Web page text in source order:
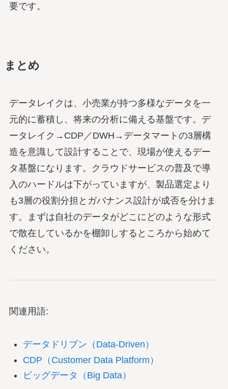
要です。
まとめ
データレイクは、小売業が持つ多様なデータを一
元的に蓄積し、将来の分析に備える基盤です。デ
ータレイク→CDP／DWH→データマートの3層構
造を意識して設計することで、現場が使えるデー
タ基盤になります。クラウドサービスの普及で導
入のハードルは下がっていますが、製品選定より
も3層の役割分担とガバナンス設計が成否を分けま
す。まずは自社のデータがどこにどのような形式
で散在しているかを棚卸しするところから始めて
ください。
関連用語:
データドリブン（Data-Driven）
CDP（Customer Data Platform）
ビッグデータ（Big Data）